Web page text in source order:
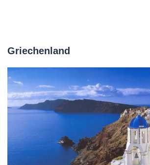
Griechenland